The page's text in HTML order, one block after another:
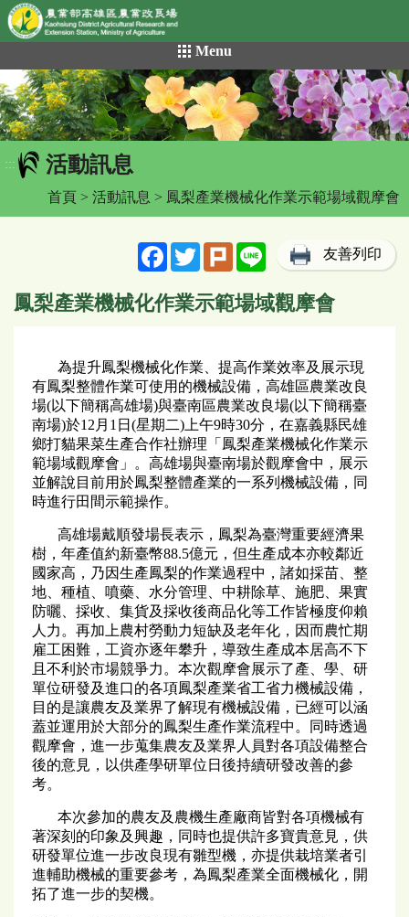
網頁置頂
到
主
要
內
容
區
Menu
::: 活動訊息
首頁 > 活動訊息 > 鳳梨產業機械化作業示範場域觀摩會
FacebookTwitterPlurk Line 友善列印
鳳梨產業機械化作業示範場域觀摩會
為提升鳳梨機械化作業、提高作業效率及展示現
有鳳梨整體作業可使用的機械設備，高雄區農業改良
場(以下簡稱高雄場)與臺南區農業改良場(以下簡稱臺
南場)於12月1日(星期二)上午9時30分，在嘉義縣民雄
鄉打貓果菜生產合作社辦理「鳳梨產業機械化作業示
範場域觀摩會」。高雄場與臺南場於觀摩會中，展示
並解說目前用於鳳梨整體產業的一系列機械設備，同
時進行田間示範操作。
高雄場戴順發場長表示，鳳梨為臺灣重要經濟果
樹，年產值約新臺幣88.5億元，但生產成本亦較鄰近
國家高，乃因生產鳳梨的作業過程中，諸如採苗、整
地、種植、噴藥、水分管理、中耕除草、施肥、果實
防曬、採收、集貨及採收後商品化等工作皆極度仰賴
人力。再加上農村勞動力短缺及老年化，因而農忙期
雇工困難，工資亦逐年攀升，導致生產成本居高不下
且不利於市場競爭力。本次觀摩會展示了產、學、研
單位研發及進口的各項鳳梨產業省工省力機械設備，
目的是讓農友及業界了解現有機械設備，已經可以涵
蓋並運用於大部分的鳳梨生產作業流程中。同時透過
觀摩會，進一步蒐集農友及業界人員對各項設備整合
後的意見，以供產學研單位日後持續研發改善的參
考。
本次參加的農友及農機生產廠商皆對各項機械有
著深刻的印象及興趣，同時也提供許多寶貴意見，供
研發單位進一步改良現有雛型機，亦提供栽培業者引
進輔助機械的重要參考，為鳳梨產業全面機械化，開
拓了進一步的契機。